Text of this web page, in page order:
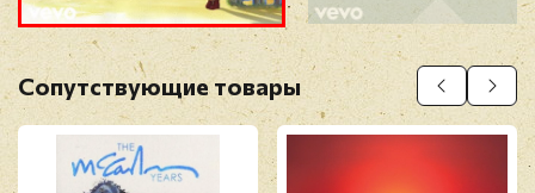
Оставить отзыв
Перед публикацией отзывы проходят
Сопутствующие товары